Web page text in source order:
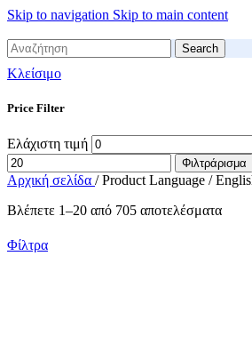
Skip to navigation Skip to main content
Search
Κλείσιμο
Price Filter
Ελάχιστη τιμή
Φιλτράρισμα
Αρχική σελίδα / Product Language /
Βλέπετε 1–20 από 705 αποτελέσματα
Φίλτρα